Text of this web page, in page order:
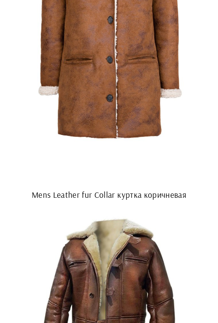
Mens Leather fur Collar куртка коричневая